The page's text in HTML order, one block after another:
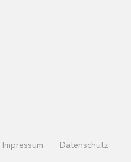
Impressum Datenschutz